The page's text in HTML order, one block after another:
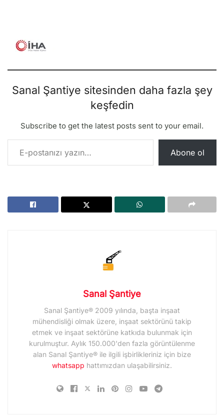
Sanal Şantiye sitesinden daha fazla şey
keşfedin
Subscribe to get the latest posts sent to your email.
E-postanızı yazın…
Abone ol
Sanal Şantiye
Sanal Şantiye® 2009 yılında, başta inşaat
mühendisliği olmak üzere, inşaat sektörünü takip
etmek ve inşaat sektörüne katkıda bulunmak için
kurulmuştur. Aylık 150.000'den fazla görüntülenme
alan Sanal Şantiye® ile ilgili işbirlikleriniz için bize
whatsapp hattımızdan ulaşabilirsiniz.